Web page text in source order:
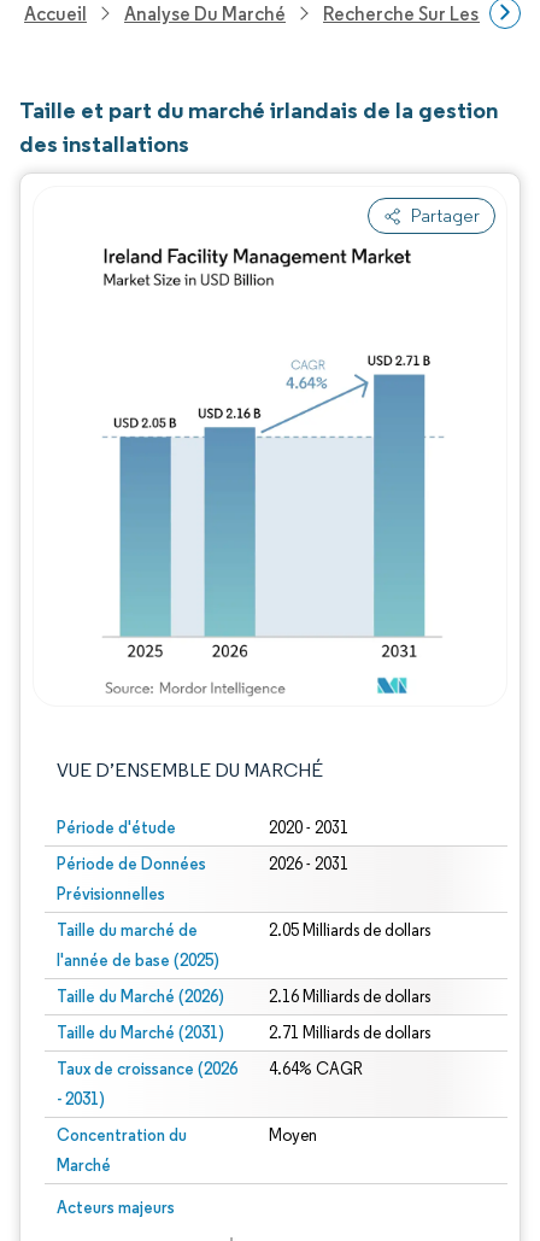
Accueil Analyse Du Marché Recherche Sur Les
Taille et part du marché irlandais de la gestion
des installations
Partager
VUE D’ENSEMBLE DU MARCHÉ
Période d'étude 2020 - 2031
Période de Données
Prévisionnelles
2026 - 2031
Taille du marché de
l'année de base (2025)
2.05 Milliards de dollars
Taille du Marché (2026) 2.16 Milliards de dollars
Taille du Marché (2031) 2.71 Milliards de dollars
Taux de croissance (2026
- 2031)
4.64% CAGR
Concentration du
Marché
Moyen
Acteurs majeurs
Image © Mordor Intelligence. La réutilisation nécessite une attribution sous CC